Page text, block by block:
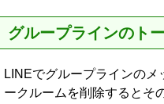
グループラインのト
LINEでグループラインのメ
ークルームを削除するとそ